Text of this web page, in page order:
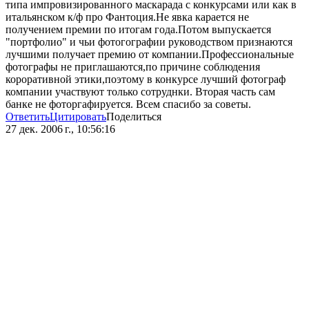
типа импровизированного маскарада с конкурсами или как в
итальянском к/ф про Фантоция.Не явка карается не
получением премии по итогам года.Потом выпускается
"портфолио" и чьи фотогографии руководством признаются
лучшими получает премию от компании.Профессиональные
фотографы не приглашаются,по причине соблюдения
короративной этики,поэтому в конкурсе лучший фотограф
компании участвуют только сотруднки. Вторая часть сам
банке не фоторгафируется. Всем спасибо за советы.
ОтветитьЦитироватьПоделиться
27 дек. 2006 г., 10:56:16